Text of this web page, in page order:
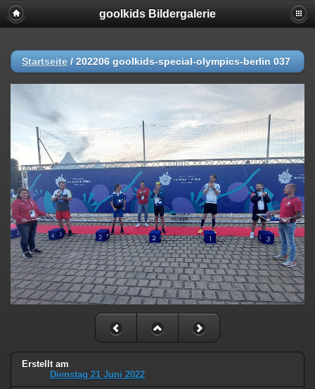
goolkids Bildergalerie
Startseite / 202206 goolkids-special-olympics-berlin 037
Erstellt am
Dienstag 21 Juni 2022